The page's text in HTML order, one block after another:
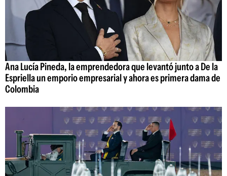
Ana Lucía Pineda, la emprendedora que levantó junto a De la
Espriella un emporio empresarial y ahora es primera dama de
Colombia